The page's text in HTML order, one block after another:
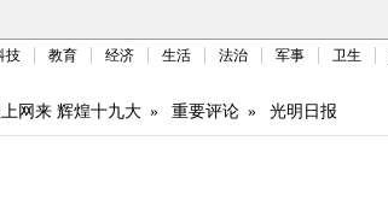
技 教育 经济 生活 法治 军事 卫生
网来 辉煌十九大 » 重要评论 » 光明日报